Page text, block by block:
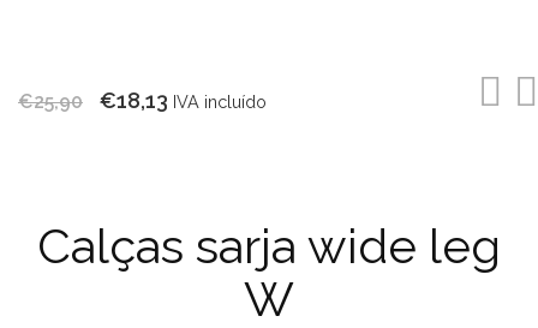
€25,90
O
€25,90.
€18,13 O
€18,13.
IVA incluído
Calças sarja wide leg
W